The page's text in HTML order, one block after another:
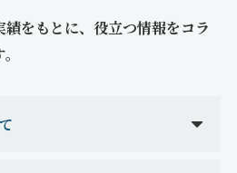
をもとに、役立つ情報をコラ